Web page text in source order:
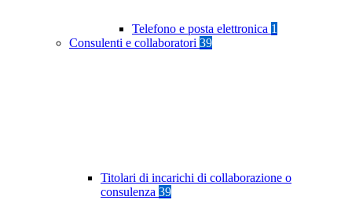
Telefono e posta elettronica 1
Consulenti e collaboratori 39
Titolari di incarichi di collaborazione o
consulenza 39